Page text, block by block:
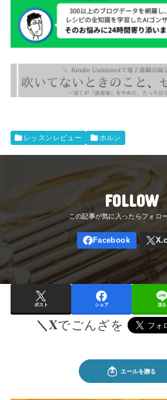
レッスンレビュー ホルン
FOLLOW
ポスト シェア 送る
＼Xでごんざを